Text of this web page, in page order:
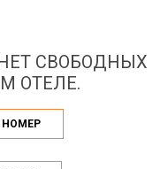
СВОБОДНЫХ
ОТЕЛЕ.
НОМЕР